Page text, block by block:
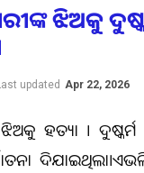
ଝିଅକୁ
updated Apr 22, 2026
ଝିଅକୁ ହତ୍ୟା ।